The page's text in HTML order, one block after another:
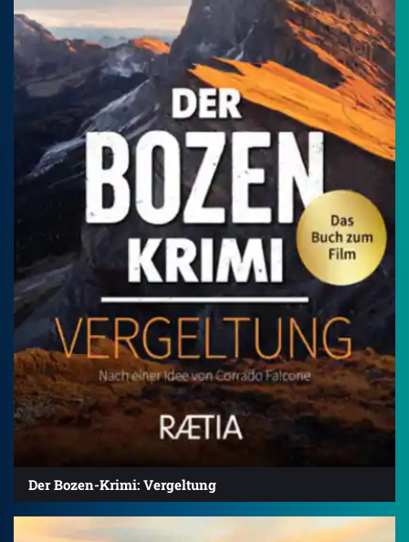
Der Bozen-Krimi: Vergeltung